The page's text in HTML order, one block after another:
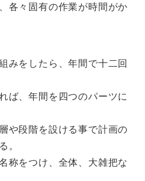
各々固有の作業が時間がか
みをしたら、年間で十二回
ば、年間を四つのパーツに
や段階を設ける事で計画の
。
称をつけ、全体、大雑把な